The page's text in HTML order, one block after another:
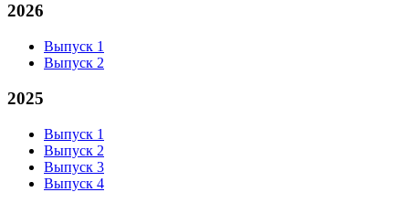
2026
Выпуск 1
Выпуск 2
2025
Выпуск 1
Выпуск 2
Выпуск 3
Выпуск 4